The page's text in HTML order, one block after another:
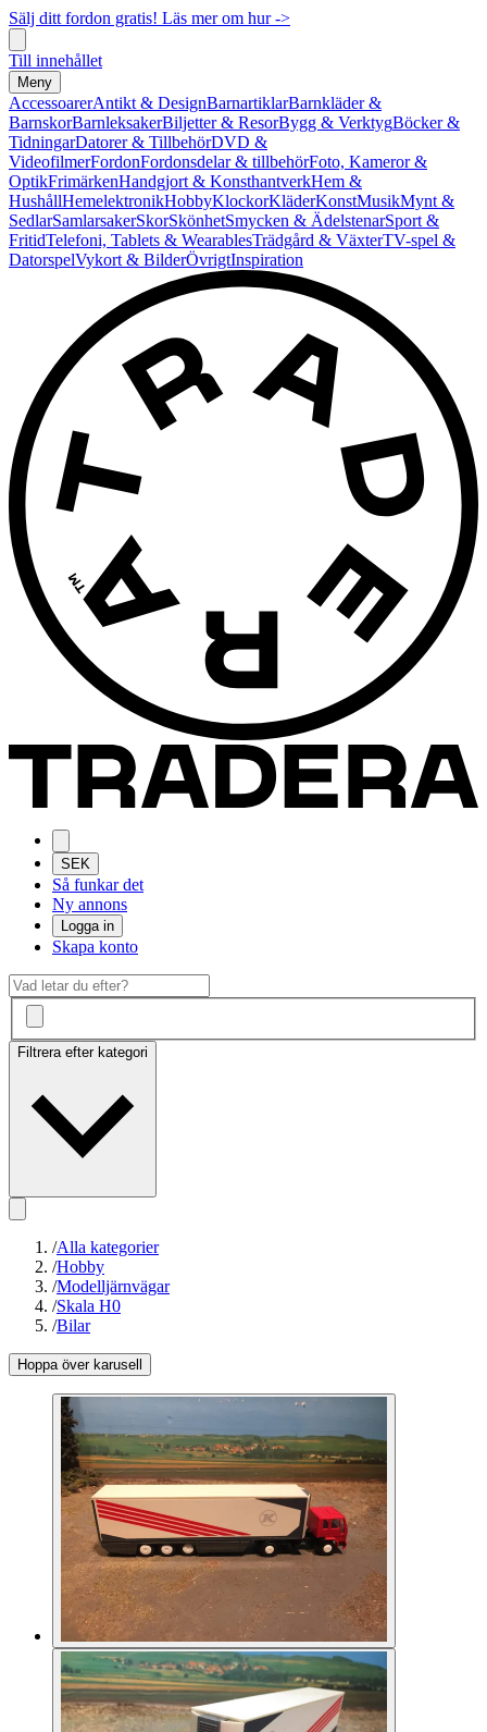
Sälj ditt fordon gratis! Läs mer om hur ->
Till innehållet
Meny
AccessoarerAntikt & DesignBarnartiklarBarnkläder &
BarnskorBarnleksakerBiljetter & ResorBygg & VerktygBöcker &
TidningarDatorer & TillbehörDVD &
VideofilmerFordonFordonsdelar & tillbehörFoto, Kameror &
OptikFrimärkenHandgjort & KonsthantverkHem &
HushållHemelektronikHobbyKlockorKläderKonstMusikMynt &
SedlarSamlarsakerSkorSkönhetSmycken & ÄdelstenarSport &
FritidTelefoni, Tablets & WearablesTrädgård & VäxterTV-spel &
DatorspelVykort & BilderÖvrigtInspiration
SEK
Så funkar det
Ny annons
Logga in
Skapa konto
Filtrera efter kategori
/Alla kategorier
/Hobby
/Modelljärnvägar
/Skala H0
/Bilar
Hoppa över karusell